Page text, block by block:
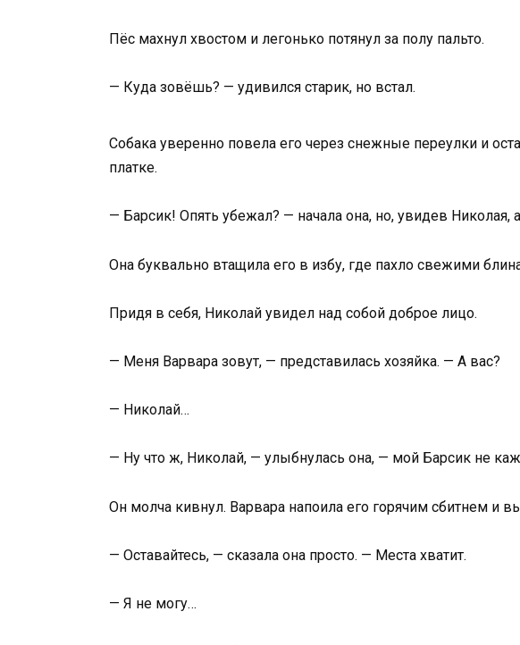
Пёс махнул хвостом и легонько потянул за полу пальто.
— Куда зовёшь? — удивился старик, но встал.
Собака уверенно повела его через снежные переулки и
платке.
— Барсик! Опять убежал? — начала она, но, увидев
Она буквально втащила его в избу, где пахло свежими
Придя в себя, Николай увидел над собой доброе лицо.
— Меня Варвара зовут, — представилась хозяйка. — А вас?
— Николай…
— Ну что ж, Николай, — улыбнулась она, — мой Барсик не
Он молча кивнул. Варвара напоила его горячим сбитнем и
— Оставайтесь, — сказала она просто. — Места хватит.
— Я не могу…